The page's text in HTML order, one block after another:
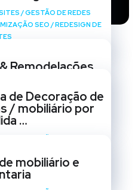
/GESTÃO DE REDES
SEO /REDESIGN DE
Remodelações
SEO/ REDESIGN DE
de Decoração de
/ mobiliário por
…
mobiliário e